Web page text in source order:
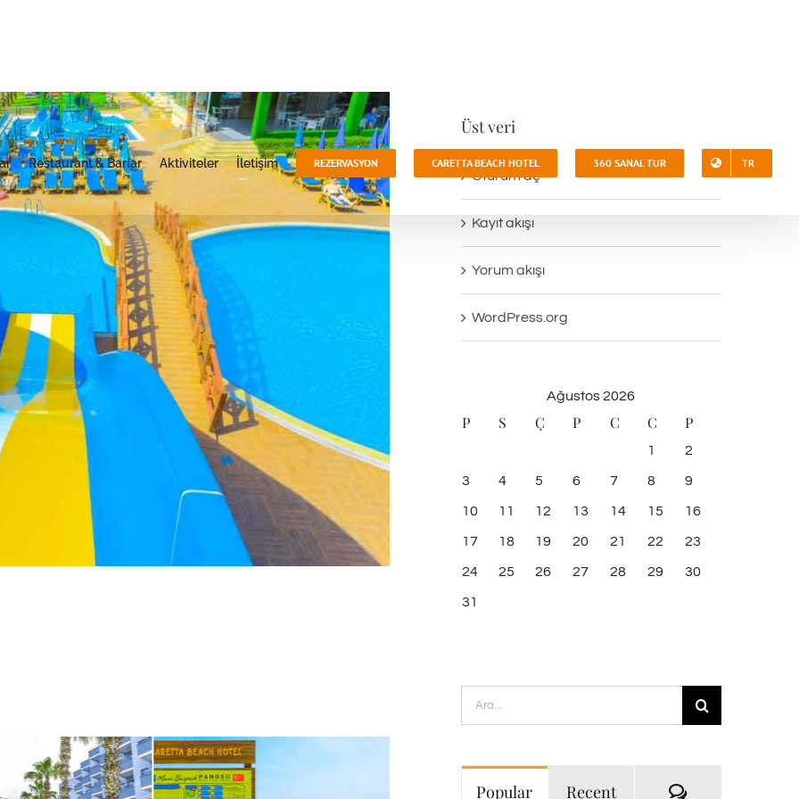
Restaurant & Barlar Aktiviteler İletişim REZERVASYON CARETTA BEACH HOTEL 360 SANAL TUR TR
Üst veri
Oturum aç
Kayıt akışı
Yorum akışı
WordPress.org
Ağustos 2026
P S Ç P C C P
1 2
3 4 5 6 7 8 9
10 11 12 13 14 15 16
17 18 19 20 21 22 23
24 25 26 27 28 29 30
31
Ara:
Popular Recent Yorum